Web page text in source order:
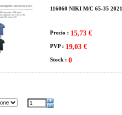
116060 NIKI M/C 65-35 2021
Precio : 15,73 €
PVP : 19,03 €
Stock : 0